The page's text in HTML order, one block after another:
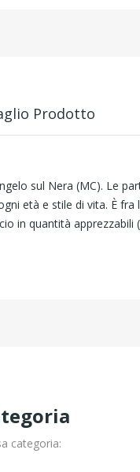
Prodotto
sul Nera (MC). Le
età e stile di vita. È
in quantità
categoria: